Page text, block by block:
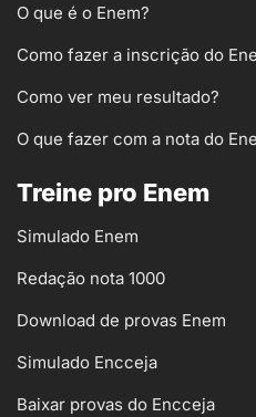
O que é o Enem?
Como fazer a inscrição do
Como ver meu resultado?
O que fazer com a nota do
Treine pro Enem
Simulado Enem
Redação nota 1000
Download de provas Enem
Simulado Encceja
Baixar provas do Encceja